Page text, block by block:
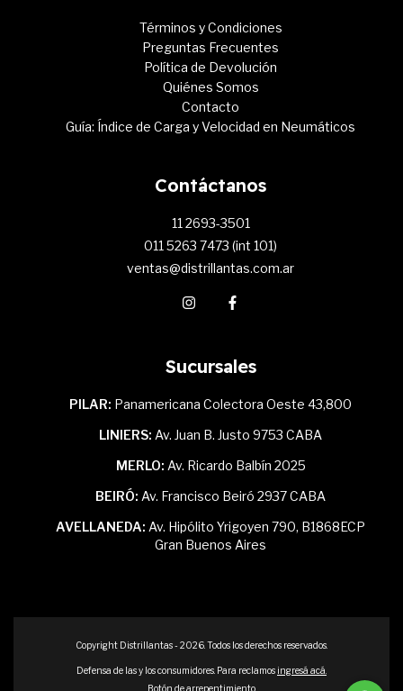
Términos y Condiciones
Preguntas Frecuentes
Política de Devolución
Quiénes Somos
Contacto
Guía: Índice de Carga y Velocidad en Neumáticos
Contáctanos
11 2693-3501
011 5263 7473 (int 101)
ventas@distrillantas.com.ar
Sucursales
PILAR: Panamericana Colectora Oeste 43,800
LINIERS: Av. Juan B. Justo 9753 CABA
MERLO: Av. Ricardo Balbín 2025
BEIRÓ: Av. Francisco Beiró 2937 CABA
AVELLANEDA: Av. Hipólito Yrigoyen 790, B1868ECP
Gran Buenos Aires
Copyright Distrillantas - 2026. Todos los derechos reservados.
Defensa de las y los consumidores. Para reclamos ingresá acá.
Botón de arrepentimiento